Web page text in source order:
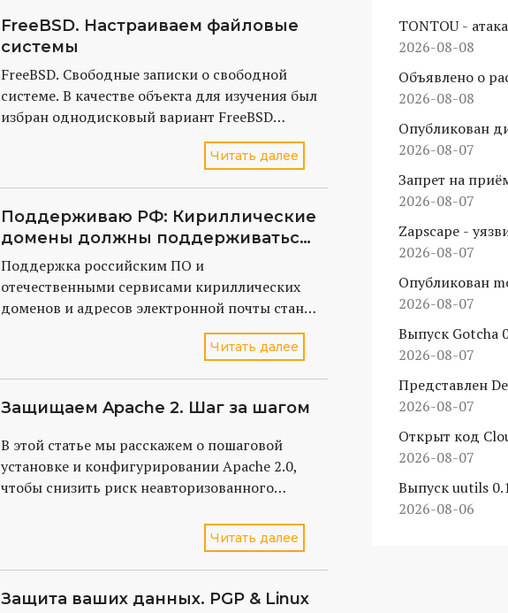
FreeBSD. Настраиваем файловые
системы
FreeBSD. Свободные записки о свободной
системе. В качестве объекта для изучения был
избран однодисковый вариант FreeBSD
Читать далее
Поддерживаю РФ: Кириллические
домены должны поддерживаться
в российском ПО и сервисах
Поддержка российским ПО и
отечественными сервисами кириллических
доменов и адресов электронной почты станет
ключевой задачей проекта Поддерживаю.РФ
в 2021 году. По словам директораЧитать далее
Защищаем Apache 2. Шаг за шагом
В этой статье мы расскажем о пошаговой
установке и конфигурировании Apache 2.0,
чтобы снизить риск неавторизованного
применения новой уязвимости,
обнаруженной в Apache Web сервере. В
результате, можно будет пользовать
Читать далее
Защита ваших данных. PGP & Linux
TONTOU -
уязвимостей
2026-08-08
Объявлено о
2026-08-08
Опубликован
2026-08-07
Запрет на
2026-08-07
Zapscape -
доступ к хост-
2026-08-07
Опубликован
ресурсов в Linux
2026-08-07
Выпуск Gotcha
2026-08-07
Представлен
Flutter
2026-08-07
Открыт код
через AI
2026-08-07
Выпуск uutils
2026-08-06